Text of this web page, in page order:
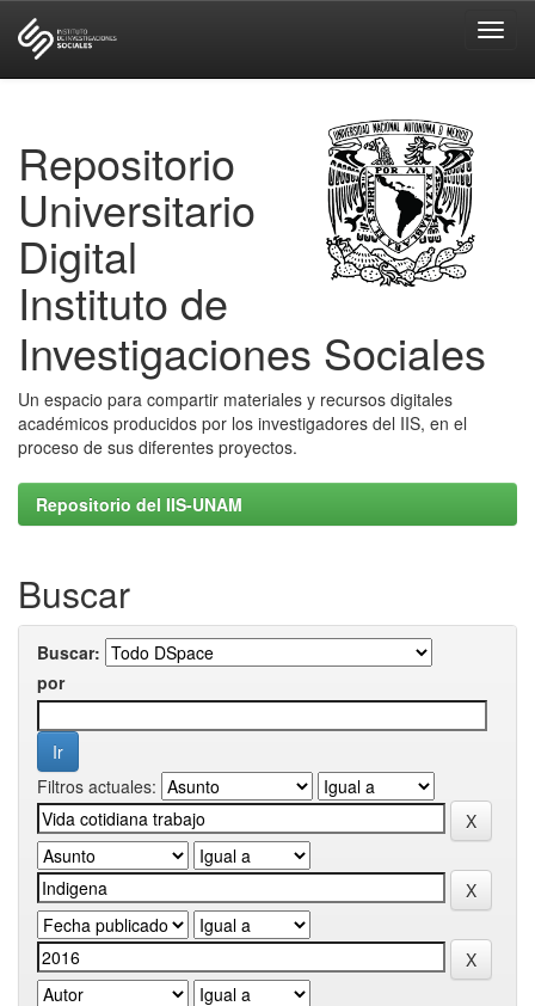
Repositorio
Universitario
Digital
Instituto de
Investigaciones Sociales
Un espacio para compartir materiales y recursos digitales
académicos producidos por los investigadores del IIS, en el
proceso de sus diferentes proyectos.
Repositorio del IIS-UNAM
Buscar
Buscar:
por
Filtros actuales: